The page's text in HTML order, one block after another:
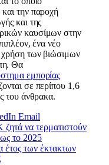
και την παροχή
και της
καυσίμων στην
ένα νέο
χρήση των βιώσιμων
Θα
εμπορίας
σε περίπου 1,6
του άνθρακα.
Email
να τερματιστούν
το 2025
των έκτακτων